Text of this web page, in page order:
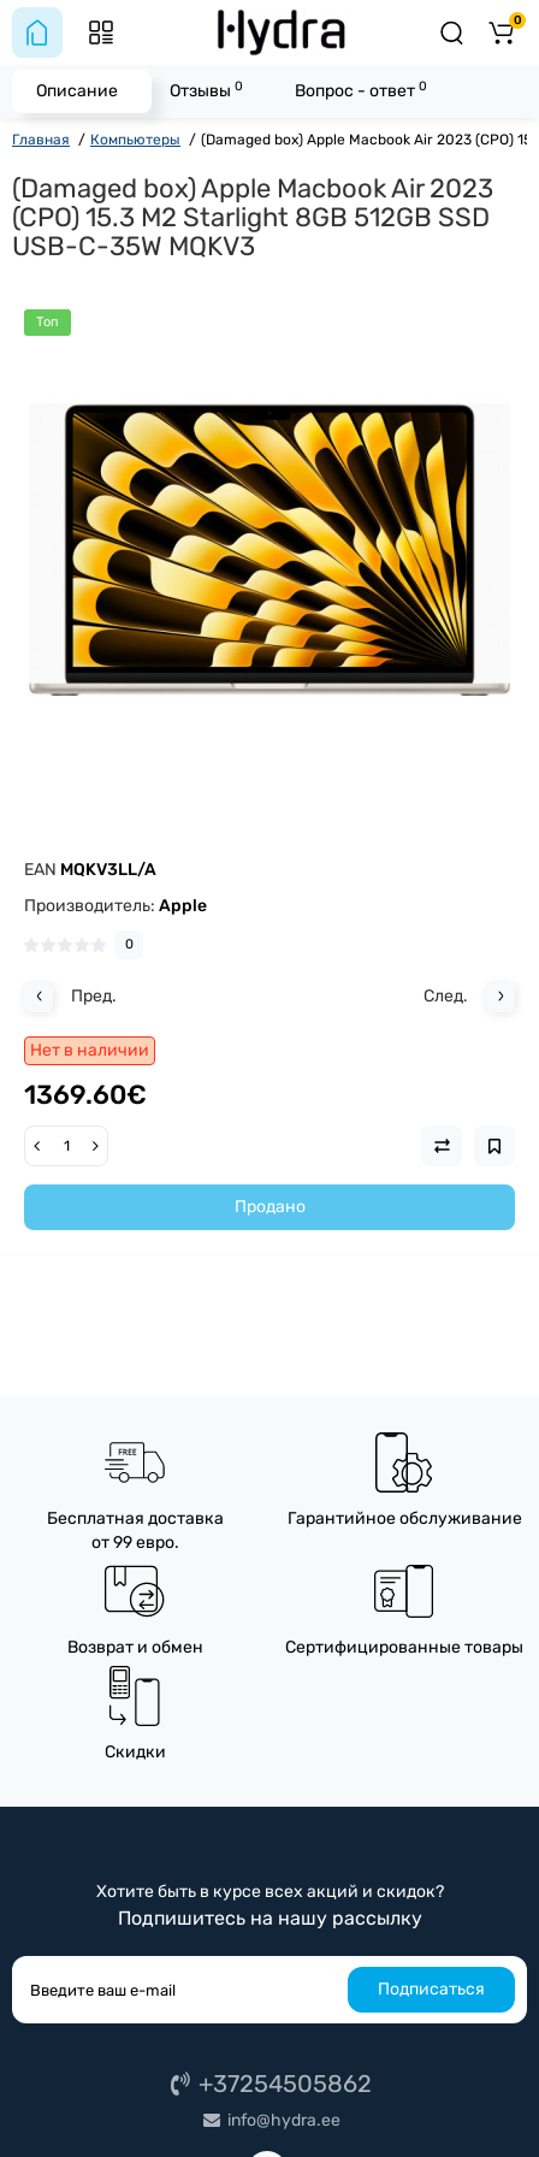
0
Главная Компьютеры (Damaged box) Apple Macbook Air 2023 (CPO)
(Damaged box) Apple Macbook Air 2023
(CPO) 15.3 M2 Starlight 8GB 512GB SSD
USB-C-35W MQKV3
Топ
EAN MQKV3LL/A
Производитель: Apple
0
Пред. След.
Нет в наличии
1369.60€
Продано
Описание Отзывы 0 Вопрос - ответ 0
Бесплатная доставка
от 99 евро.
Гарантийное обслуживание
Возврат и обмен Сертифицированные товары
Скидки
Хотите быть в курсе всех акций и скидок?
Подпишитесь на нашу рассылку
Подписаться
+37254505862
info@hydra.ee